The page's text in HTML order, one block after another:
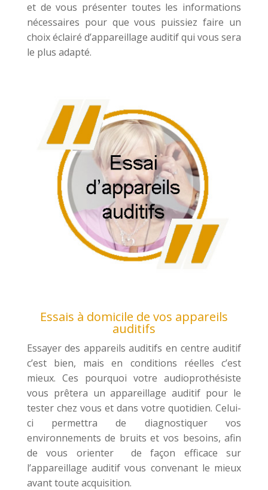
et de vous présenter toutes les informations
nécessaires pour que vous puissiez faire un
choix éclairé d’appareillage auditif qui vous sera
le plus adapté.
Essais à domicile de vos appareils
auditifs
Essayer des appareils auditifs en centre auditif
c’est bien, mais en conditions réelles c’est
mieux. Ces pourquoi votre audioprothésiste
vous prêtera un appareillage auditif pour le
tester chez vous et dans votre quotidien. Celui-
ci permettra de diagnostiquer vos
environnements de bruits et vos besoins, afin
de vous orienter de façon efficace sur
l’appareillage auditif vous convenant le mieux
avant toute acquisition.